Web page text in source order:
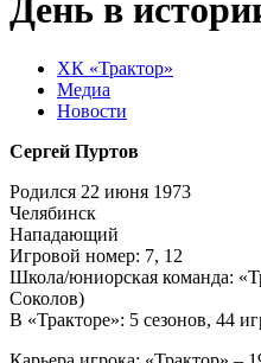
День в
ХК «Трактор»
Медиа
Новости
Сергей Пуртов
Родился 22 июня 1973
Челябинск
Нападающий
Игровой номер: 7, 12
Школа/юниорская команда:
Соколов)
В «Тракторе»: 5 сезонов, 44